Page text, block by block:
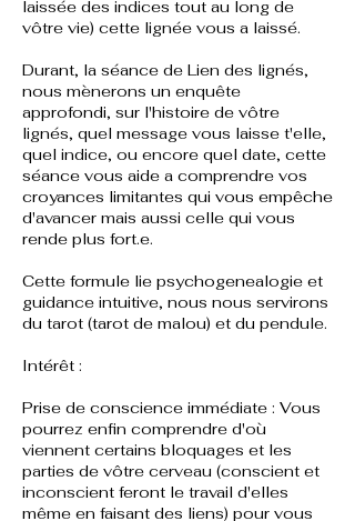
laissée des indices tout au long de
vôtre vie) cette lignée vous a laissé.
Durant, la séance de Lien des lignés,
nous mènerons un enquête
approfondi, sur l'histoire de vôtre
lignés, quel message vous laisse t'elle,
quel indice, ou encore quel date, cette
séance vous aide a comprendre vos
croyances limitantes qui vous empêche
d'avancer mais aussi celle qui vous
rende plus fort.e.
Cette formule lie psychogenealogie et
guidance intuitive, nous nous servirons
du tarot (tarot de malou) et du pendule.
Intérêt :
Prise de conscience immédiate : Vous
pourrez enfin comprendre d'où
viennent certains bloquages et les
parties de vôtre cerveau (conscient et
inconscient feront le travail d'elles
même en faisant des liens) pour vous